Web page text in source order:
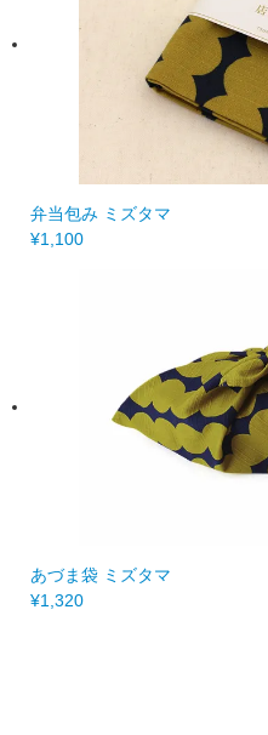
弁当包み ミズタマ
¥1,100
あづま袋 ミズタマ
¥1,320